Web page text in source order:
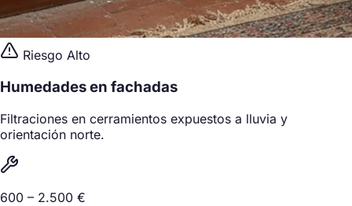
Riesgo Alto
Humedades en fachadas
Filtraciones en cerramientos expuestos a lluvia y
orientación norte.
600 – 2.500 €